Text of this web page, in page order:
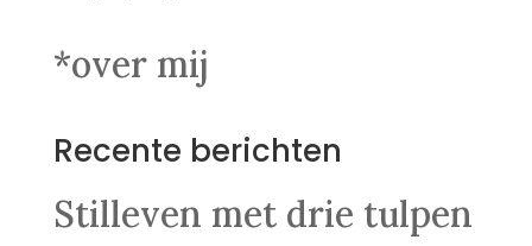
*over mij
Recente berichten
Stilleven met drie tulpen